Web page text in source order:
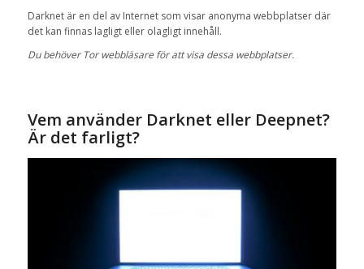
Darknet är en del av Internet som visar anonyma webbplatser där
det kan finnas lagligt eller olagligt innehåll.
Du behöver Tor webbläsare för att visa dessa webbplatser.
Vem använder Darknet eller Deepnet?
Är det farligt?